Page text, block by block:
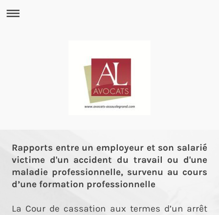
Rapports entre un employeur et son salarié
victime d'un accident du travail ou d'une
maladie professionnelle, survenu au cours
d’une formation professionnelle
La Cour de cassation aux termes d’un arrêt